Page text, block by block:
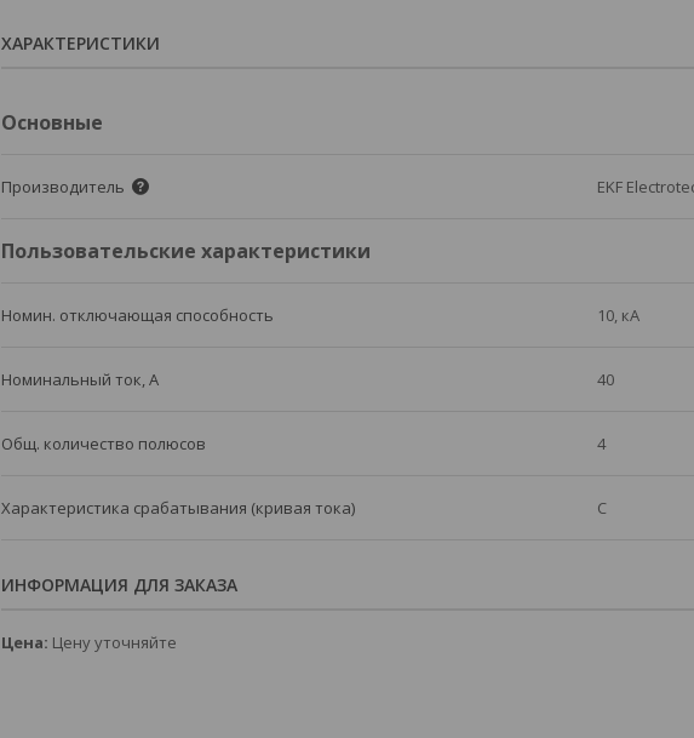
ХАРАКТЕРИСТИКИ
Основные
Производитель EKF
Пользовательские характеристики
Номин. отключающая способность 10, кА
Номинальный ток, А 40
Общ. количество полюсов 4
Характеристика срабатывания (кривая тока) C
ИНФОРМАЦИЯ ДЛЯ ЗАКАЗА
Цена: Цену уточняйте